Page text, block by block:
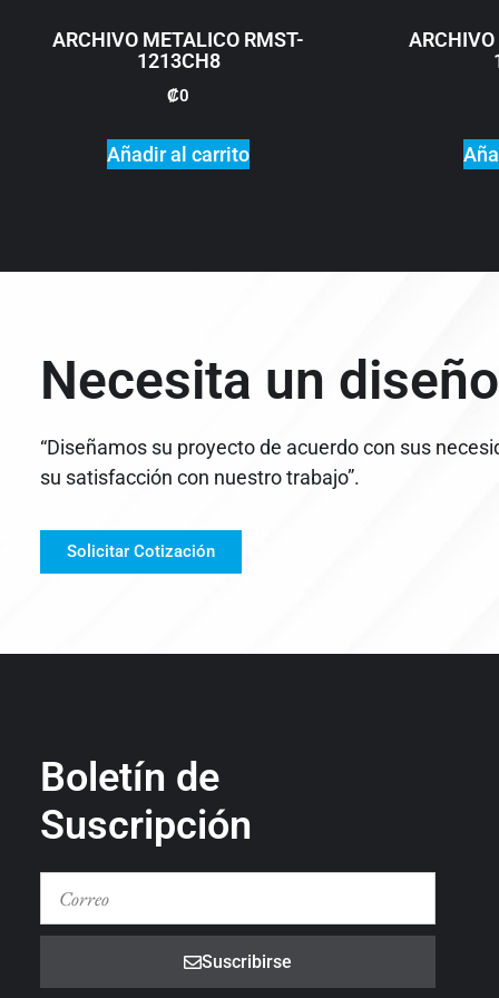
ARCHIVO METALICO RMST-
1213CH8
₡0
Añadir al carrito
Necesita un
“Diseñamos su proyecto de acuerdo con sus
su satisfacción con nuestro trabajo”.
Solicitar Cotización
Boletín de
Suscripción
Suscribirse